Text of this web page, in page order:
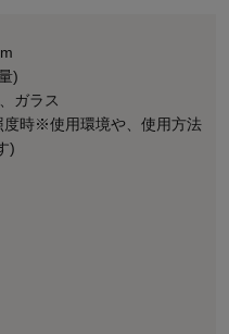
)
ガラス
度時※使用環境や、使用方法
)